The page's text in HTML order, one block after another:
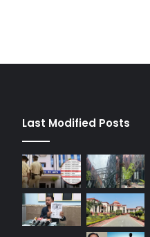
Last Modified Posts